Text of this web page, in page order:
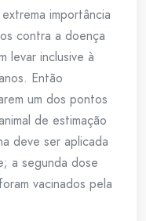
importância
contra a doença
levar inclusive à
Então
um dos pontos
de estimação
deve ser aplicada
a segunda dose
vacinados pela